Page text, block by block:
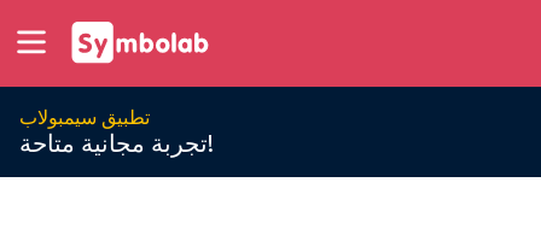
تطبيق سيمبولاب
تجربة مجانية متاحة!